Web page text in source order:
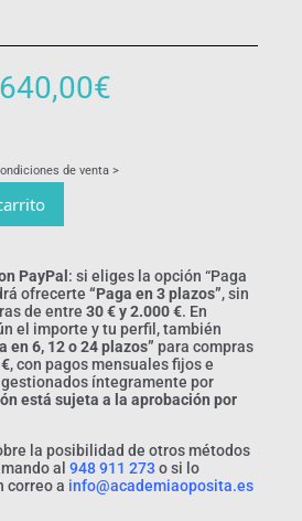
640,00€
de venta >
PayPal : si eliges la opción “Paga
ofrecerte “Paga en 3 plazos”, sin
de entre 30 € y 2.000 €. En
el importe y tu perfil, también
en 6, 12 o 24 plazos” para compras
, con pagos mensuales fijos e
íntegramente por
está sujeta a la aprobación por
la posibilidad de otros métodos
al 948 911 273o si lo
correo a info@academiaoposita.es